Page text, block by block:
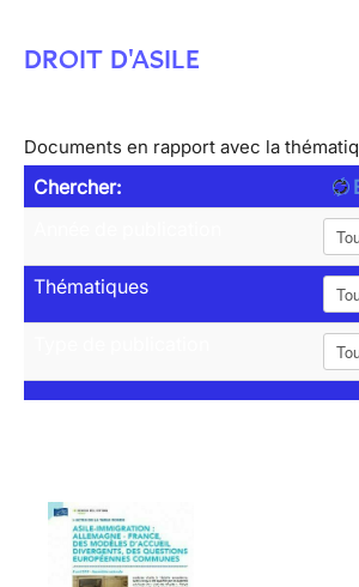
DROIT D'ASILE
Documents en rapport avec la
Chercher:
Thématiques